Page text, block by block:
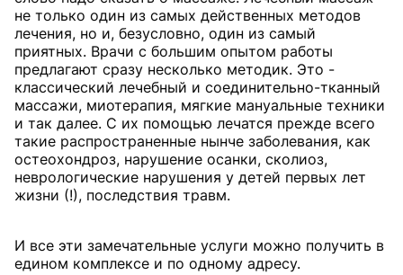
не только один из самых действенных методов
лечения, но и, безусловно, один из самый
приятных. Врачи с большим опытом работы
предлагают сразу несколько методик. Это -
классический лечебный и соединительно-тканный
массажи, миотерапия, мягкие мануальные техники
и так далее. С их помощью лечатся прежде всего
такие распространенные нынче заболевания, как
остеохондроз, нарушение осанки, сколиоз,
неврологические нарушения у детей первых лет
жизни (!), последствия травм.
И все эти замечательные услуги можно получить в
едином комплексе и по одному адресу.